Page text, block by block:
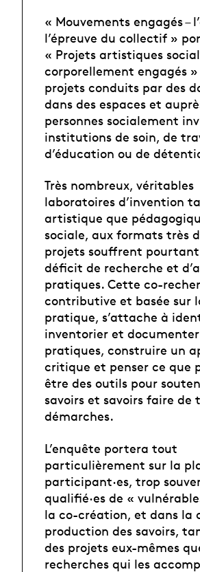
« Mouvements engagés –
l’épreuve du collectif »
« Projets artistiques
corporellement engagés »
projets conduits par des
dans des espaces et
personnes socialement
institutions de soin, de
d’éducation ou de
Très nombreux, véritables
laboratoires d’invention
artistique que
sociale, aux formats très
projets souffrent pourtant
déficit de recherche et
pratiques. Cette co-
contributive et basée sur
pratique, s’attache à
inventorier et
pratiques, construire un
critique et penser ce que
être des outils pour
savoirs et savoirs faire de
démarches.
L’enquête portera tout
particulièrement sur la
participant·es, trop
qualifié·es de «
la co-création, et dans la
production des savoirs,
des projets eux-mêmes
recherches qui les